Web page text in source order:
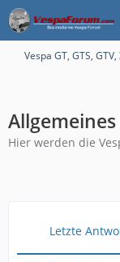
Vespa GT, GTS, GTV,
Allgemeines
Hier werden die
Letzte